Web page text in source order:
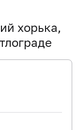
хорька,